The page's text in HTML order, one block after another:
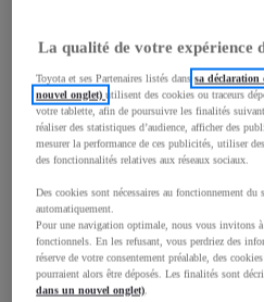
Longueur
3 940mm
1 745mm
La qualité de votre expérience
Toyota et ses Partenaires listés danssa déclaration
nouvel onglet)utilisent des cookies ou traceurs
votre tablette, afin de poursuivre les finalités
réaliser des statistiques d’audience, afficher des
mesurer la performance de ces publicités, utiliser
des fonctionnalités relatives aux réseaux sociaux.
Des cookies sont nécessaires au fonctionnement du
automatiquement.
Pour une navigation optimale, nous vous invitons à
fonctionnels. En les refusant, vous perdriez des
réserve de votre consentement préalable, des
pourraient alors être déposés. Les finalités sont
dans un nouvel onglet).